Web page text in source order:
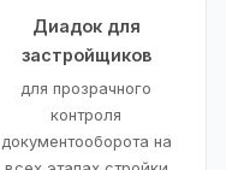
Диадок для
застройщиков
для прозрачного
контроля
документооборота на